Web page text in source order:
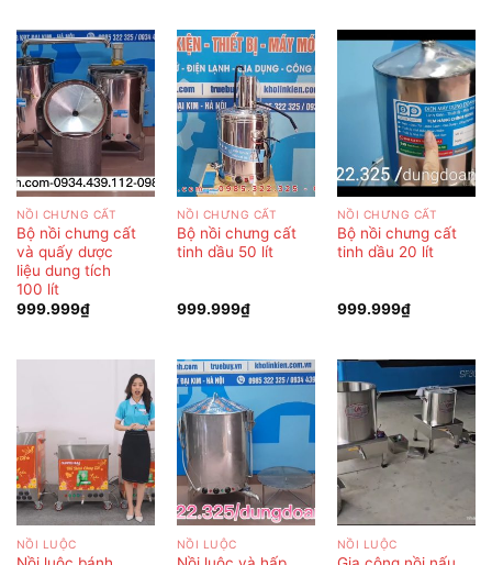
NỒI CHƯNG CẤT
Bộ nồi chưng cất
và quấy dược
liệu dung tích
100 lít
999.999₫
NỒI CHƯNG CẤT
Bộ nồi chưng cất
tinh dầu 50 lít
999.999₫
NỒI CHƯNG CẤT
Bộ nồi chưng cất
tinh dầu 20 lít
999.999₫
NỒI LUỘC NỒI LUỘC NỒI LUỘC